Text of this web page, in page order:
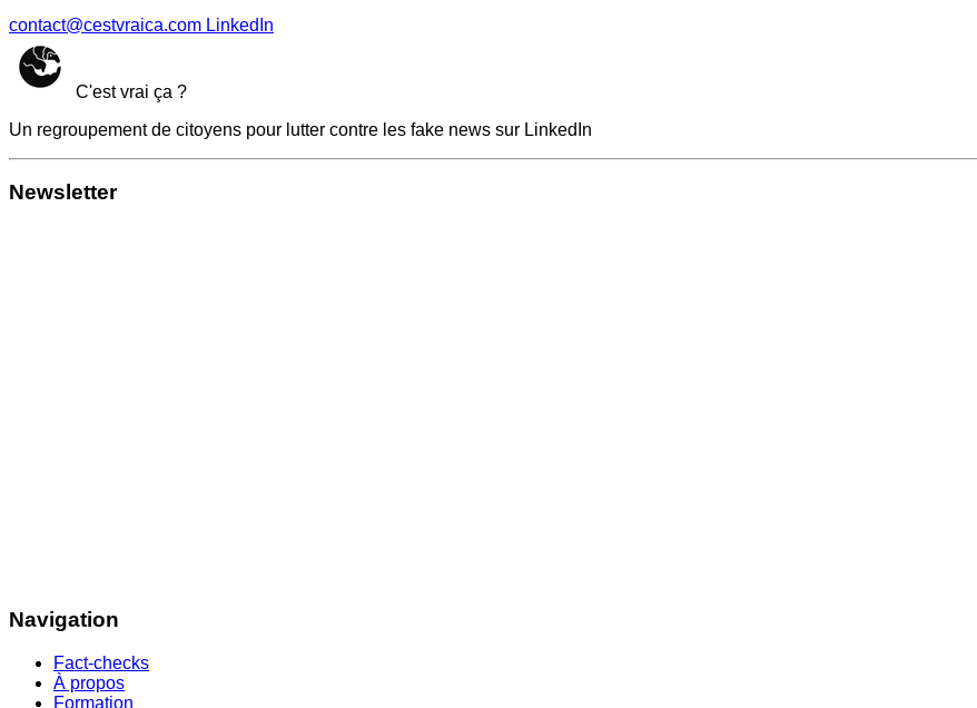
contact@cestvraica.com LinkedIn
C'est vrai ça ?
Un regroupement de citoyens pour lutter contre les fake news sur LinkedIn
Newsletter
Navigation
Fact-checks
À propos
Formation